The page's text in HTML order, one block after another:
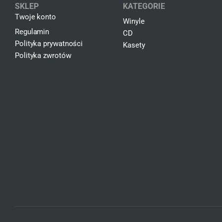
SKLEP
Twoje konto
Regulamin
Polityka prywatności
Polityka zwrotów
KATEGORIE
Winyle
CD
Kasety